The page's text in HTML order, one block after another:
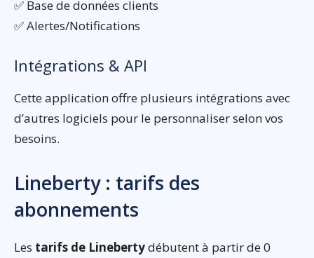
✅ Base de données clients
✅ Alertes/Notifications
Intégrations & API
Cette application offre plusieurs intégrations avec
d’autres logiciels pour le personnaliser selon vos
besoins.
Lineberty : tarifs des
abonnements
Les tarifs de Linebertydébutent à partir de 0